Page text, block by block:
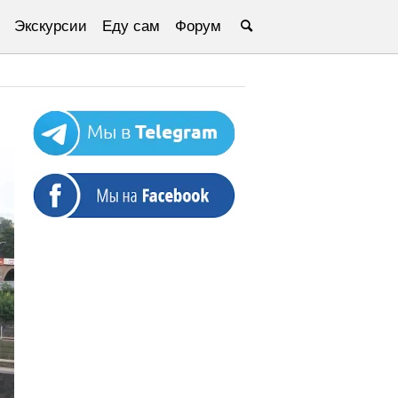
Экскурсии Еду сам Форум